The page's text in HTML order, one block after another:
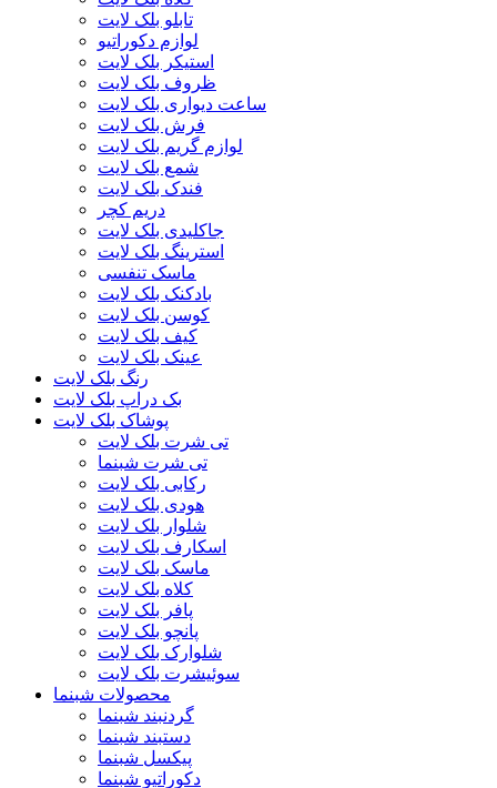
تابلو بلک لایت
لوازم دکوراتیو
استیکر بلک لایت
ظروف بلک لایت
ساعت دیواری بلک لایت
فرش بلک لایت
لوازم گریم بلک لایت
شمع بلک لایت
فندک بلک لایت
دریم کچر
جاکلیدی بلک لایت
استرینگ بلک لایت
ماسک تنفسی
بادکنک بلک لایت
کوسن بلک لایت
کیف بلک لایت
عینک بلک لایت
رنگ بلک لایت
بک دراپ بلک لایت
پوشاک بلک لایت
تی شرت بلک لایت
تی شرت شبنما
رکابی بلک لایت
هودی بلک لایت
شلوار بلک لایت
اسکارف بلک لایت
ماسک بلک لایت
کلاه بلک لایت
پافر بلک لایت
پانچو بلک لایت
شلوارک بلک لایت
سوئیشرت بلک لایت
محصولات شبنما
گردنبند شبنما
دستبند شبنما
پیکسل شبنما
دکوراتیو شبنما